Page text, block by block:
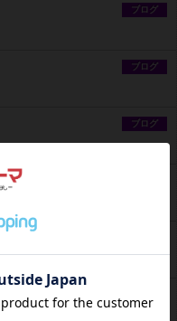
ブログ
ブログ
ブログ